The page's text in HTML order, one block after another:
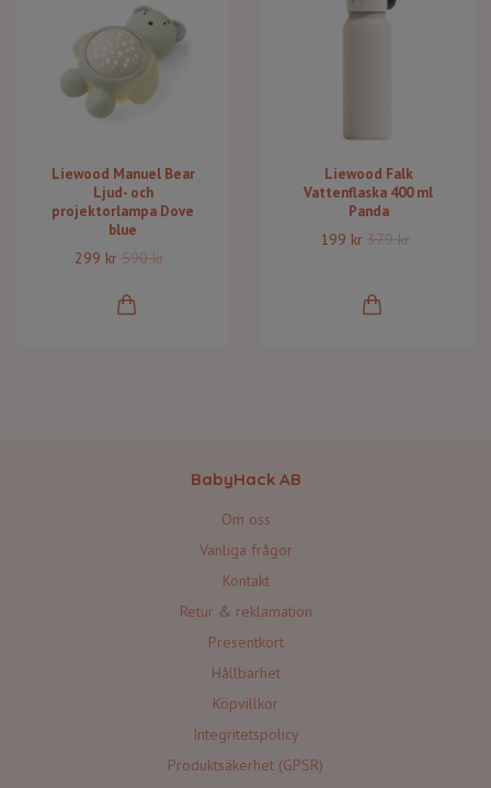
Liewood Manuel Bear
Ljud- och
projektorlampa Dove
blue
299 kr 590 kr
Liewood Falk
Vattenflaska 400 ml
Panda
199 kr 379 kr
BabyHack AB
Om oss
Vanliga frågor
Kontakt
Retur & reklamation
Presentkort
Hållbarhet
Köpvillkor
Integritetspolicy
Produktsäkerhet (GPSR)